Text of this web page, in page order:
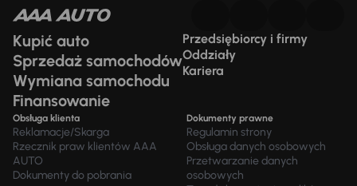
Kupić auto
Sprzedaż samochodów
Wymiana samochodu
Finansowanie
Przedsiębiorcy i firmy
Oddziały
Kariera
Obsługa klienta
Reklamacje/Skarga
Rzecznik praw klientów AAA
AUTO
Dokumenty do pobrania
Dokumenty prawne
Regulamin strony
Obsługa danych osobowych
Przetwarzanie danych
osobowych